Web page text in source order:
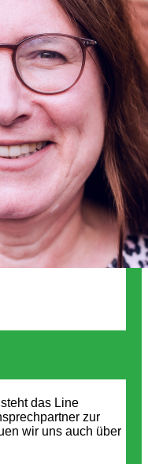
das Line
zur
wir uns auch über